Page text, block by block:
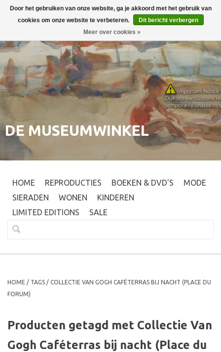
Inloggen 0
DE MUSEUMWINKEL
HOME REPRODUCTIES BOEKEN & DVD'S
MODE
SIERADEN
WONEN
KINDEREN
LIMITED EDITIONS
SALE
HOME / TAGS / COLLECTIE VAN GOGH CAFÉTERRAS BIJ NACHT (PLACE DU
FORUM)
Producten getagd met Collectie Van
Gogh Caféterras bij nacht (Place du
Door het gebruiken van onze website, ga je akkoord met het gebruik van
cookies om onze website te verbeteren.
Dit bericht verbergen
Meer over cookies »